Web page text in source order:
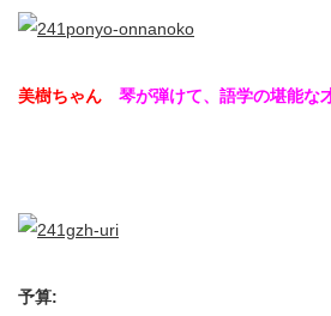
美樹ちゃん 琴が弾けて、語学の堪能な
予算: